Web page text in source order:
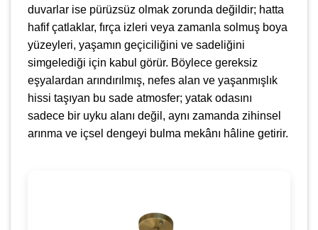
duvarlar ise pürüzsüz olmak zorunda değildir; hatta
hafif çatlaklar, fırça izleri veya zamanla solmuş boya
yüzeyleri, yaşamın geçiciliğini ve sadeliğini
simgelediği için kabul görür. Böylece gereksiz
eşyalardan arındırılmış, nefes alan ve yaşanmışlık
hissi taşıyan bu sade atmosfer; yatak odasını
sadece bir uyku alanı değil, aynı zamanda zihinsel
arınma ve içsel dengeyi bulma mekânı hâline getirir.